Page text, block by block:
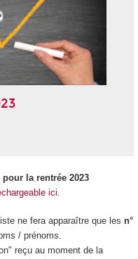
la rentrée 2023
ici.
ne fera apparaître que les n°
/ prénoms.
reçu au moment de la